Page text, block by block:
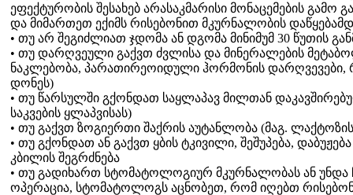
ეფექტურობის შესახებ არასაკმარისი მონაცემების
და მიმართეთ ექიმს რისებონით მკურნალობის
• თუ არ შეგიძლიათ ჯდომა ან დგომა მინიმუმ 30 წუთის
• თუ დარღვეული გაქვთ ძვლისა და მინერალების
ნაკლებობა, პარათირეოიდული ჰორმონის დარღვევები,
დონეს)
• თუ წარსულში გქონდათ საყლაპავ მილთან
საკვების ყლაპვისას)
• თუ გაქვთ ზოგიერთი შაქრის აუტანლობა (მაგ.
• თუ გქონდათ ან გაქვთ ყბის ტკივილი, შეშუპება,
კბილის შეგრძნება
• თუ გადიხართ სტომატოლოგიურ მკურნალობას ან
ოპერაცია, სტომატოლოგს აცნობეთ, რომ იღებთ